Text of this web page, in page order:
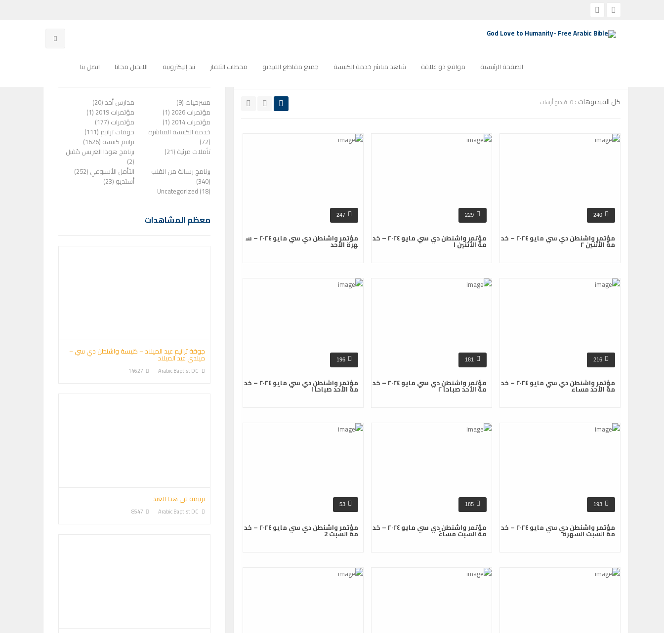
الصفحة الرئيسية مواقع ذو علاقة شاهد مباشر خدمة الكنيسة جميع مقاطع الفيديو محطات التلفاز نبذ إليكترونيه الانجيل مجانا اتصل بنا
الصفحة الرئيسية مؤتمرات
جميع عالية الدقة
كل الفيديوهات : 0 فيديو أرسلت
240
مؤتمر واشنطن دي سي مايو ٢٠٢٤ – خد
مة الأثنين ٢
229
مؤتمر واشنطن دي سي مايو ٢٠٢٤ – خد
مة الأثنين ١
247
مؤتمر واشنطن دي سي مايو ٢٠٢٤ – س
هرة الأحد
216
مؤتمر واشنطن دي سي مايو ٢٠٢٤ – خد
مة الأحد مساء
181
مؤتمر واشنطن دي سي مايو ٢٠٢٤ – خد
مة الأحد صباحا ٢
196
مؤتمر واشنطن دي سي مايو ٢٠٢٤ – خد
مة الأحد صباحا ١
193
مؤتمر واشنطن دي سي مايو ٢٠٢٤ – خد
مة السبت السهرة
185
مؤتمر واشنطن دي سي مايو ٢٠٢٤ – خد
مة السبت مساءً
53
مؤتمر واشنطن دي سي مايو ٢٠٢٤ – خد
مة السبت 2
الفئات
مسرحيات (9)
مدارس أحد (20)
مؤتمرات 2026 (1)
مؤتمرات 2019 (1)
مؤتمرات 2014 (1)
مؤتمرات (177)
خدمة الكنيسة المباشرة
(72)
جوقات ترانيم (111)
ترانيم كنيسة (1626)
تأملات مرئية (21)
برنامج هوذا العريس مًقبل
(2)
برنامج رسالة من القلب
(340)
التأمل الأسبوعي (252)
أستديو (23)
Uncategorized (18)
معظم المشاهدات
جوقة ترانيم عيد الميلاد – كنيسة واشنطن دي سي –
ميلدي عيد الميلاد
Arabic Baptist DC
14627
ترنيمة في هذا العيد
Arabic Baptist DC
8547